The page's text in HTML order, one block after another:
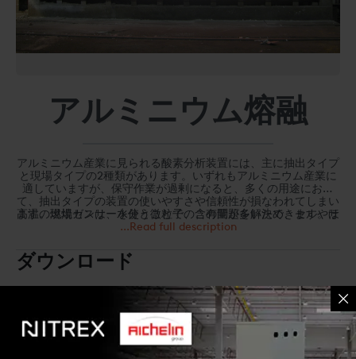
アルミニウム熔融
アルミニウム産業に見られる酸素分析装置には、主に抽出タイプ
と現場タイプの2種類があります。いずれもアルミニウム産業に
適していますが、保守作業が過剰になると、多くの用途におい
て、抽出タイプの装置の使いやすさや信頼性が損なわれてしまい
ます。燃焼ガスは、水分と微粒子の含有量が多いため、セルやサ
ンプル調整システムに常時注意を払う必要があります。定期的な
め、定期的にセンサーフィルタを掃除しなければなりません。
高温の現場センサーを使うことで、この問題を解決できます。ほ
とんどの場合、高温現場酸素センサーにはポンプ、ヒーター、フ
ポートやダクト上に配置されています。センサーを適切に設置す
れば、問題なく機能します。酸素を連続監視することによって、
ットが改善します。監視事態にメリットがありますが、燃焼最適
化に向けて酸素を正確に制御したときに、本当の投資対効果がも
たらされます。
溶融プロセスの運転費用より、センサーの経常コストの方が安い
燃料比が得られ、次のことにつながります。
運転コストの削減
融成物生産量の増加
...Read full description
ダウンロード
パンフレット EES Aluminum Reclamation
BROCHURE
パンフレット PROTHERM470C